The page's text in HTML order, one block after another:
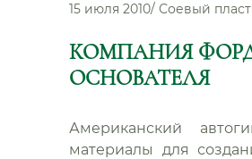
15 июля 2010/ Соевый
КОМПАНИЯ
ОСНОВАТЕЛЯ
Американский
материалы для